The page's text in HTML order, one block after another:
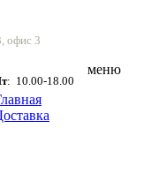
офис 3
: 10.00-18.00
меню